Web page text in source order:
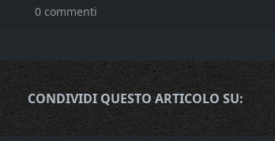
0 commenti
CONDIVIDI QUESTO ARTICOLO SU: